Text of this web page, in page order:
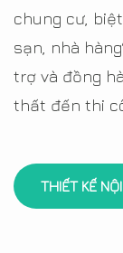
chung cư,
sạn, nhà
trợ và đồng
thất đến thi
THIẾT KẾ